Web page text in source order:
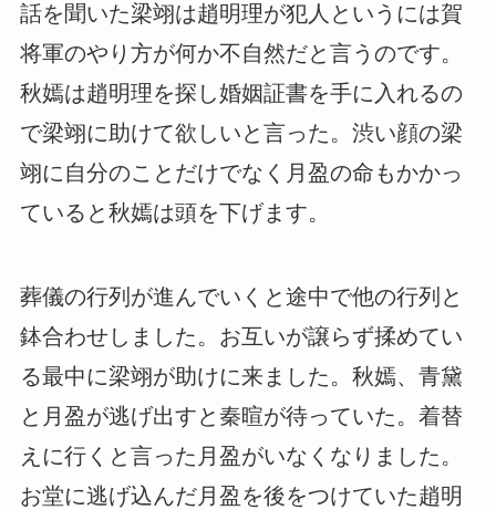
話を聞いた梁翊は趙明理が犯人というには賀
将軍のやり方が何か不自然だと言うのです。
秋嫣は趙明理を探し婚姻証書を手に入れるの
で梁翊に助けて欲しいと言った。渋い顔の梁
翊に自分のことだけでなく月盈の命もかかっ
ていると秋嫣は頭を下げます。
葬儀の行列が進んでいくと途中で他の行列と
鉢合わせしました。お互いが譲らず揉めてい
る最中に梁翊が助けに来ました。秋嫣、青黛
と月盈が逃げ出すと秦暄が待っていた。着替
えに行くと言った月盈がいなくなりました。
お堂に逃げ込んだ月盈を後をつけていた趙明